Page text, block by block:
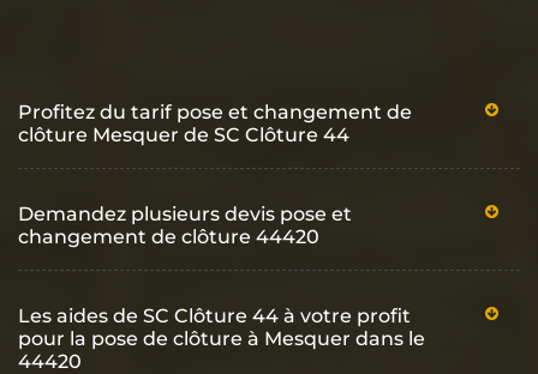
Profitez du tarif pose et changement de
clôture Mesquer de SC Clôture 44
Demandez plusieurs devis pose et
changement de clôture 44420
Les aides de SC Clôture 44 à votre profit
pour la pose de clôture à Mesquer dans le
44420